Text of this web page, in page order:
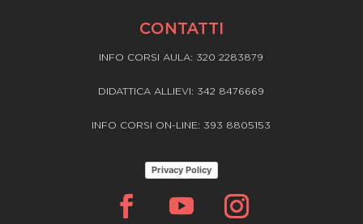
CONTATTI
INFO CORSI AULA: 320 2283879
DIDATTICA ALLIEVI: 342 8476669
INFO CORSI ON-LINE: 393 8805153
Privacy Policy